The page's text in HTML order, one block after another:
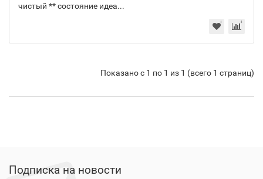
чистый ** состояние идеа...
Показано с 1 по 1 из 1 (всего 1 страниц)
Подписка на новости